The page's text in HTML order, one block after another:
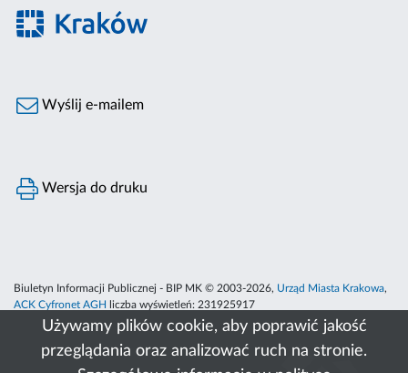
Używamy plików cookie, aby poprawić jakość
przeglądania oraz analizować ruch na stronie.
Wyślij e-mailem
Wersja do druku
Biuletyn Informacji Publicznej - BIP MK © 2003-2026, Urząd Miasta Krakowa,
ACK Cyfronet AGH
liczba wyświetleń: 231925917